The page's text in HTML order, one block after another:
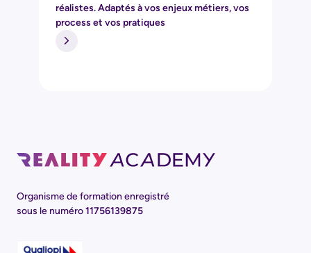
réalistes. Adaptés à vos enjeux métiers, vos
process et vos pratiques
Organisme de formation enregistré
sous le numéro11756139875